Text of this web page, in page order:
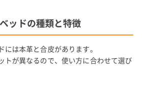
ッドの種類と特徴
には本革と合皮があります。
トが異なるので、使い方に合わせて選び